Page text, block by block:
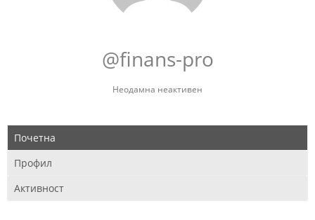
@finans-pro
Неодамна неактивен
Почетна
Профил
Активност